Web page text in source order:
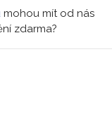
mohou mít od nás
zdarma?